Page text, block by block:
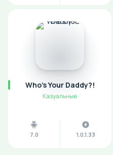
Who's Your Daddy?!
Казуальные
7.0 1.0.1.33